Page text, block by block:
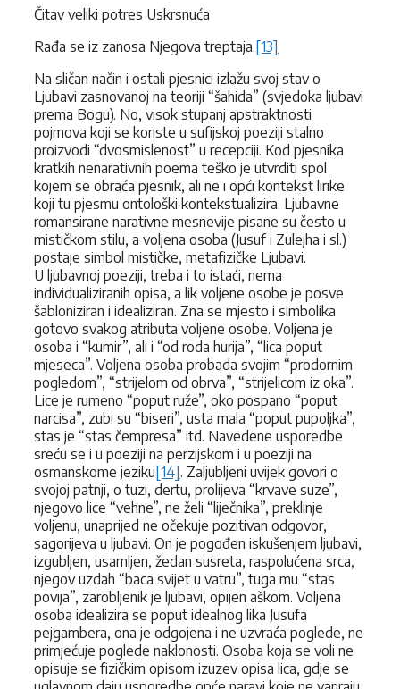
Čitav veliki potres Uskrsnuća
Rađa se iz zanosa Njegova treptaja. [13]
Na sličan način i ostali pjesnici izlažu svoj stav o
Ljubavi zasnovanoj na teoriji “šahida” (svjedoka ljubavi
prema Bogu). No, visok stupanj apstraktnosti
pojmova koji se koriste u sufijskoj poeziji stalno
proizvodi “dvosmislenost” u recepciji. Kod pjesnika
kratkih nenarativnih poema teško je utvrditi spol
kojem se obraća pjesnik, ali ne i opći kontekst lirike
koji tu pjesmu ontološki kontekstualizira. Ljubavne
romansirane narativne mesnevije pisane su često u
mističkom stilu, a voljena osoba (Jusuf i Zulejha i sl.)
postaje simbol mističke, metafizičke Ljubavi.
U ljubavnoj poeziji, treba i to istaći, nema
individualiziranih opisa, a lik voljene osobe je posve
šabloniziran i idealiziran. Zna se mjesto i simbolika
gotovo svakog atributa voljene osobe. Voljena je
osoba i “kumir”, ali i “od roda hurija”, “lica poput
mjeseca”. Voljena osoba probada svojim “prodornim
pogledom”, “strijelom od obrva”, “strijelicom iz oka”.
Lice je rumeno “poput ruže”, oko pospano “poput
narcisa”, zubi su “biseri”, usta mala “poput pupoljka”,
stas je “stas čempresa” itd. Navedene usporedbe
sreću se i u poeziji na perzijskom i u poeziji na
osmanskome jeziku [14]. Zaljubljeni uvijek govori o
svojoj patnji, o tuzi, dertu, prolijeva “krvave suze”,
njegovo lice “vehne”, ne želi “liječnika”, preklinje
voljenu, unaprijed ne očekuje pozitivan odgovor,
sagorijeva u ljubavi. On je pogođen iskušenjem ljubavi,
izgubljen, usamljen, žedan susreta, raspolućena srca,
njegov uzdah “baca svijet u vatru”, tuga mu “stas
povija”, zarobljenik je ljubavi, opijen aškom. Voljena
osoba idealizira se poput idealnog lika Jusufa
pejgambera, ona je odgojena i ne uzvraća poglede, ne
primjećuje poglede naklonosti. Osoba koja se voli ne
opisuje se fizičkim opisom izuzev opisa lica, gdje se